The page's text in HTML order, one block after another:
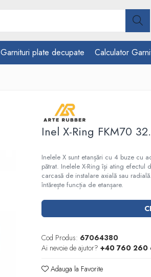
Garnituri plate decupate Calculator
Inel X-Ring FKM70
Inelele X sunt etanșări cu 4 buze cu
pătrat. Inelele X-Ring își ating efectul
carcasă de instalare axială sau
întărește funcția de etanșare.
Cod Produs: 67064380
Ai nevoie de ajutor? +40 760 260
Adauga la Favorite